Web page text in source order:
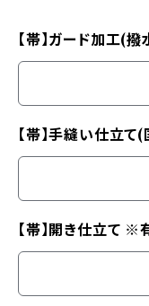
【帯】ガード加工(
【帯】手縫い仕立
【帯】開き仕立て ※